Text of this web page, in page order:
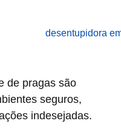
de pragas são
seguros,
indesejadas.